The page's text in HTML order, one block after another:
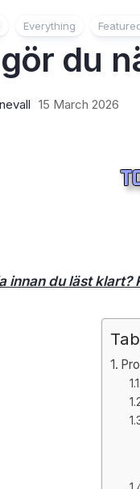
Everything
du
15 March 2026
innan du läst klart?